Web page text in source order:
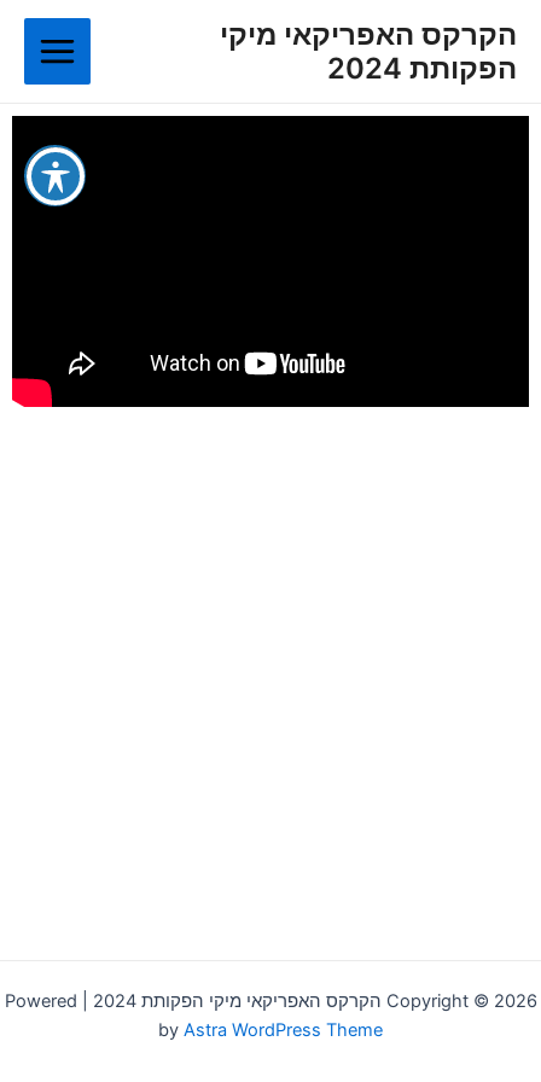
לתוכןהקרקס האפריקאי מיקי
הפקותת 2024
Main
Menu
Copyright © 2026 הקרקס האפריקאי מיקי הפקותת 2024 | Powered
by Astra WordPress Theme